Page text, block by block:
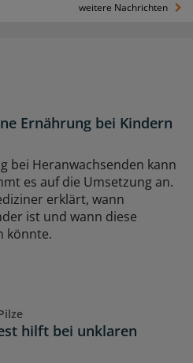
weitere Nachrichten
Ernährung bei Kindern
bei Heranwachsenden kann
es auf die Umsetzung an.
erklärt, wann
ist und wann diese
könnte.
hilft bei unklaren